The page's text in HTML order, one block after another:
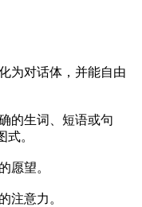
为对话体，并能自由
的生词、短语或句
。
愿望。
注意力。